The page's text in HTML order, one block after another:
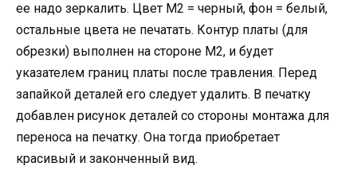
ее надо зеркалить. Цвет М2 = черный, фон = белый,
остальные цвета не печатать. Контур платы (для
обрезки) выполнен на стороне М2, и будет
указателем границ платы после травления. Перед
запайкой деталей его следует удалить. В печатку
добавлен рисунок деталей со стороны монтажа для
переноса на печатку. Она тогда приобретает
красивый и законченный вид.